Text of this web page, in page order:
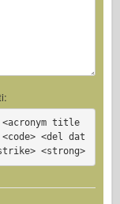
title
<del dat
<strong>